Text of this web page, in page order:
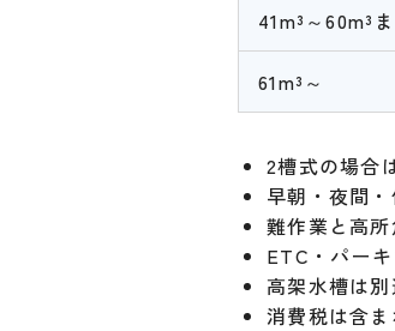
41m³～60m³
61m³～
2槽式の場合
早朝・夜間
難作業と高所
ETC・パーキ
高架水槽は別
消費税は含ま